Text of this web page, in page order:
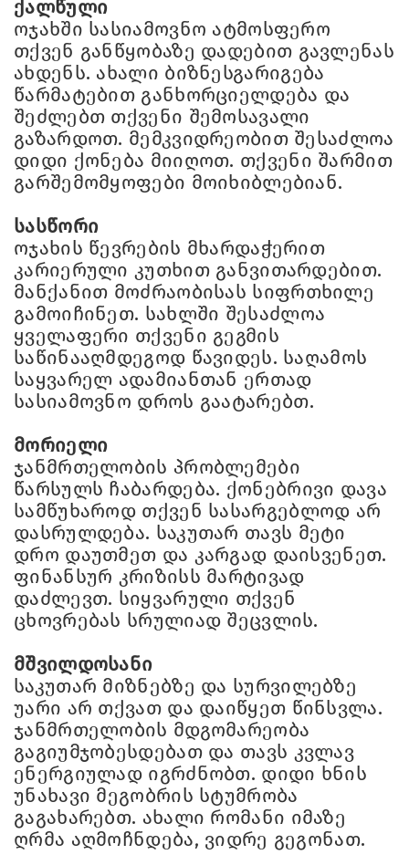
ქალწული
ოჯახში სასიამოვნო ატმოსფერო
თქვენ განწყობაზე დადებით გავლენას
ახდენს. ახალი ბიზნესგარიგება
წარმატებით განხორციელდება და
შეძლებთ თქვენი შემოსავალი
გაზარდოთ. მემკვიდრეობით შესაძლოა
დიდი ქონება მიიღოთ. თქვენი შარმით
გარშემომყოფები მოიხიბლებიან.
სასწორი
ოჯახის წევრების მხარდაჭერით
კარიერული კუთხით განვითარდებით.
მანქანით მოძრაობისას სიფრთხილე
გამოიჩინეთ. სახლში შესაძლოა
ყველაფერი თქვენი გეგმის
საწინააღმდეგოდ წავიდეს. საღამოს
საყვარელ ადამიანთან ერთად
სასიამოვნო დროს გაატარებთ.
მორიელი
ჯანმრთელობის პრობლემები
წარსულს ჩაბარდება. ქონებრივი დავა
სამწუხაროდ თქვენ სასარგებლოდ არ
დასრულდება. საკუთარ თავს მეტი
დრო დაუთმეთ და კარგად დაისვენეთ.
ფინანსურ კრიზისს მარტივად
დაძლევთ. სიყვარული თქვენ
ცხოვრებას სრულიად შეცვლის.
მშვილდოსანი
საკუთარ მიზნებზე და სურვილებზე
უარი არ თქვათ და დაიწყეთ წინსვლა.
ჯანმრთელობის მდგომარეობა
გაგიუმჯობესდებათ და თავს კვლავ
ენერგიულად იგრძნობთ. დიდი ხნის
უნახავი მეგობრის სტუმრობა
გაგახარებთ. ახალი რომანი იმაზე
ღრმა აღმოჩნდება, ვიდრე გეგონათ.